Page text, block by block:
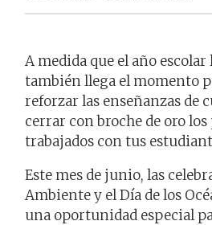
A medida que el año escolar
también llega el momento
reforzar las enseñanzas de
cerrar con broche de oro
trabajados con tus
Este mes de junio, las
Ambiente y el Día de los
una oportunidad especial